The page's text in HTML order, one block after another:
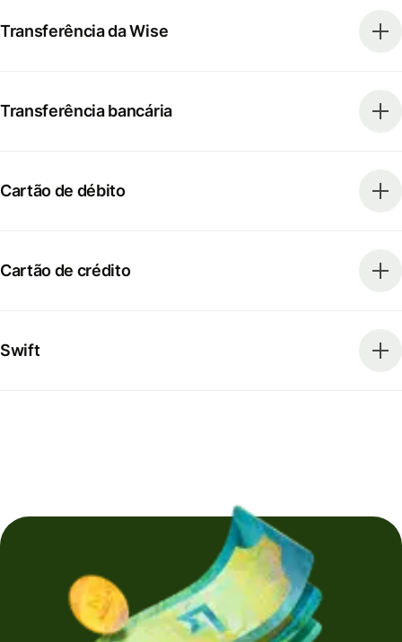
Transferência da Wise
Transferência bancária
Cartão de débito
Cartão de crédito
Swift